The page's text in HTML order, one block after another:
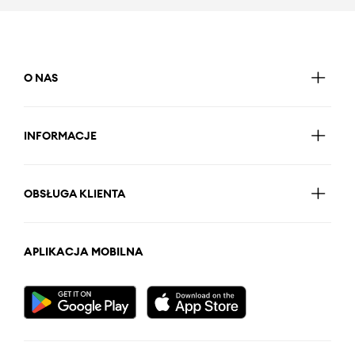
O NAS
INFORMACJE
OBSŁUGA KLIENTA
APLIKACJA MOBILNA